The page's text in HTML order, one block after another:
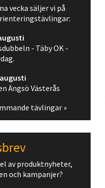
vecka säljer vi på
- Täby OK -
Ängsö Västerås
tävlingar »
av produktnyheter,
och kampanjer?